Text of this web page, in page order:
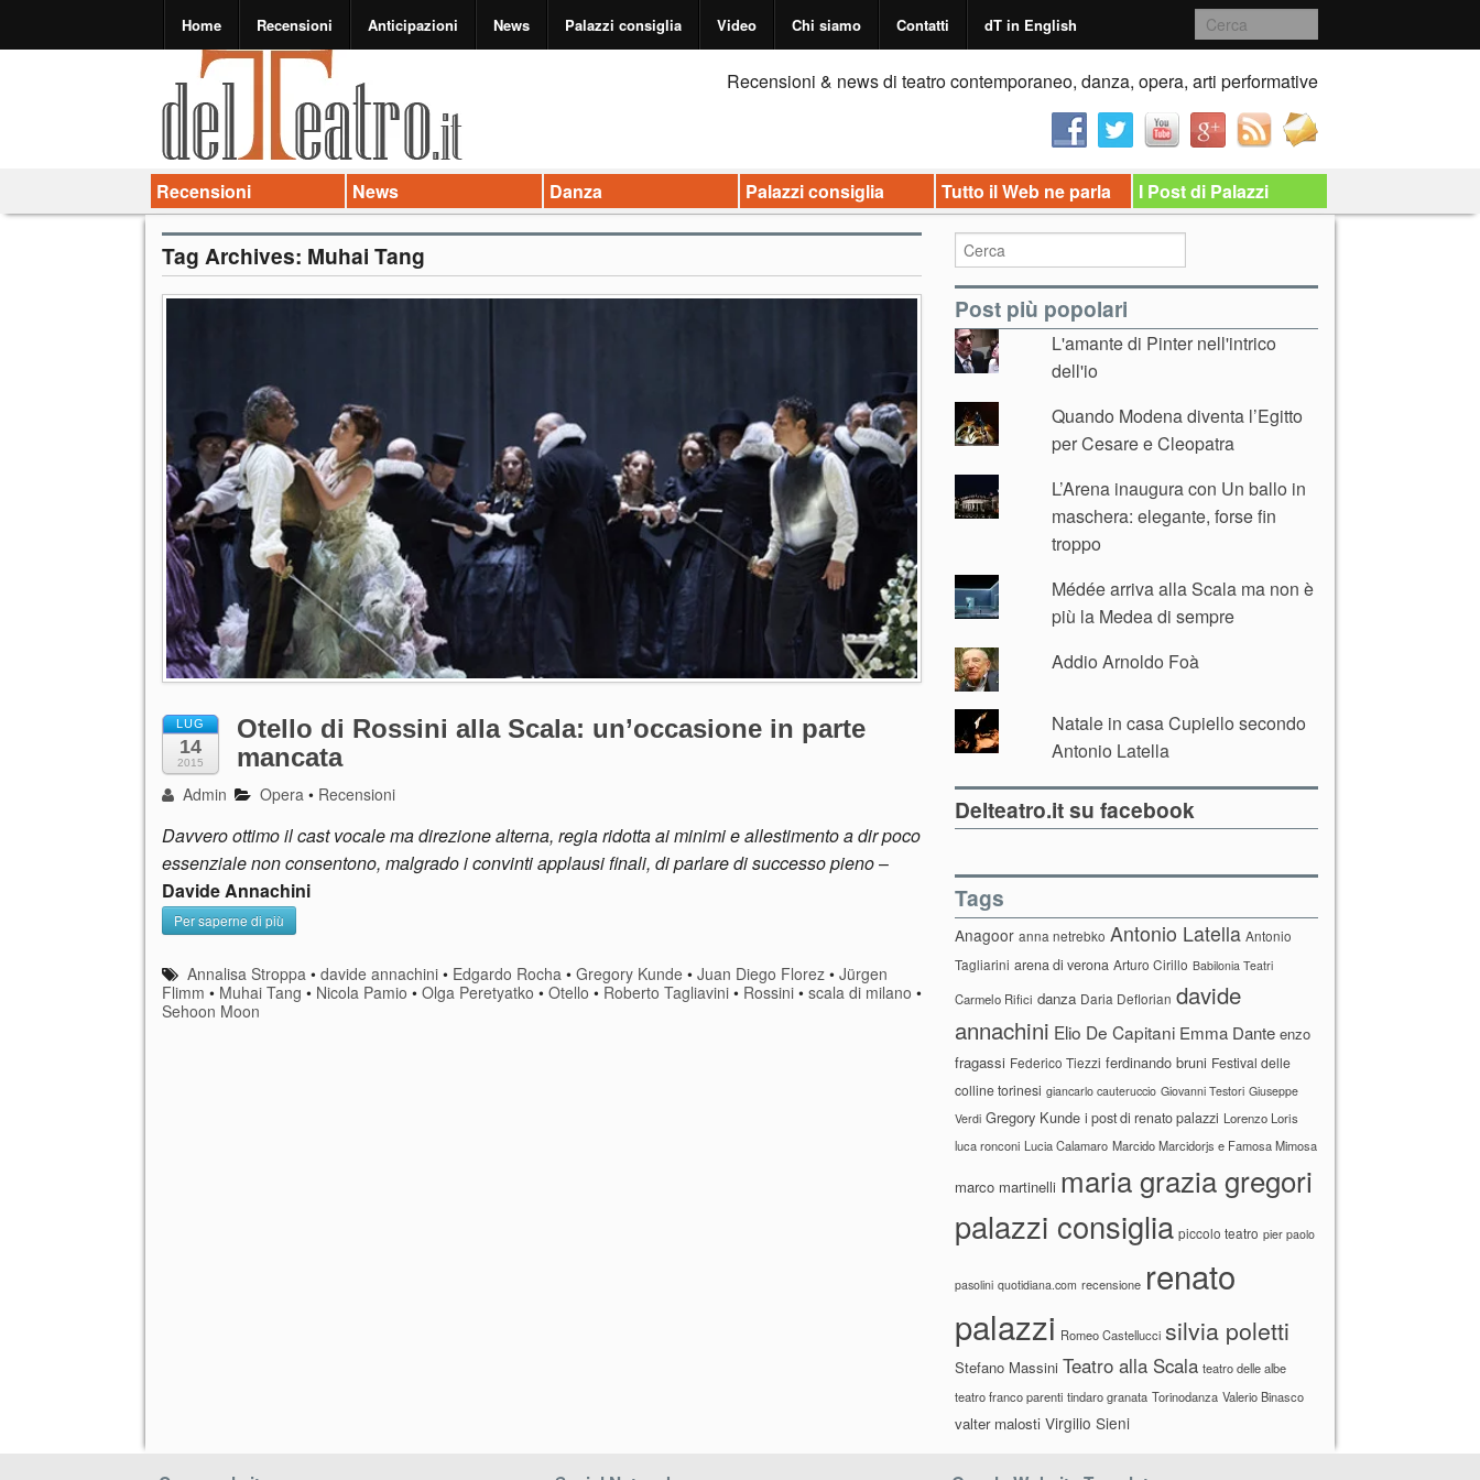
Home Recensioni Anticipazioni News Palazzi consiglia Video Chi siamo Contatti dT in English
Recensioni & news di teatro contemporaneo, danza, opera, arti performative
Recensioni News Danza Palazzi consiglia Tutto il Web ne parla I Post di Palazzi
Tag Archives: Muhai Tang
LUG
14
2015
Otello di Rossini alla Scala: un’occasione in parte
mancata
Admin Opera • Recensioni
Davvero ottimo il cast vocale ma direzione alterna, regia ridotta ai minimi e allestimento a dir poco
essenziale non consentono, malgrado i convinti applausi finali, di parlare di successo pieno–
Davide Annachini
Per saperne di più
Annalisa Stroppa •davide annachini • Edgardo Rocha •Gregory Kunde •Juan Diego Florez •Jürgen
Flimm • Muhai Tang • Nicola Pamio • Olga Peretyatko • Otello • Roberto Tagliavini • Rossini • scala di milano •
Sehoon Moon
Post più popolari
L'amante di Pinter nell'intrico
dell'io
Quando Modena diventa l’Egitto
per Cesare e Cleopatra
L’Arena inaugura con Un ballo in
maschera: elegante, forse fin
troppo
Médée arriva alla Scala ma non è
più la Medea di sempre
Addio Arnoldo Foà
Natale in casa Cupiello secondo
Antonio Latella
Delteatro.it su facebook
Tags
Anagoor anna netrebko Antonio Latella Antonio
Tagliarini arena di verona Arturo Cirillo Babilonia Teatri
Carmelo Rifici danza Daria Deflorian davide
annachini Elio De Capitani Emma Dante enzo
fragassi Federico Tiezzi ferdinando bruni Festival delle
colline torinesi giancarlo cauteruccio Giovanni Testori Giuseppe
Verdi Gregory Kunde i post di renato palazzi Lorenzo Loris
luca ronconi Lucia Calamaro Marcido Marcidorjs e Famosa Mimosa
marco martinelli maria grazia gregori
palazzi consiglia piccolo teatro pier paolo
pasolini quotidiana.com recensione renato
palazzi Romeo Castellucci silvia poletti
Stefano Massini Teatro alla Scala teatro delle albe
teatro franco parenti tindaro granata Torinodanza Valerio Binasco
valter malosti Virgilio Sieni